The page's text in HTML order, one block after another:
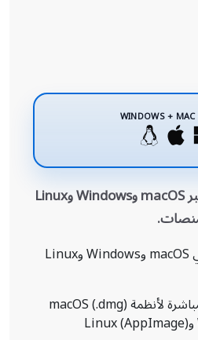
WINDOWS +
انقل الملفات بسلاسة عبر macOS وWindows وLinux
حساب مباشر واحد يغطي macOS وWindows وLinux
يشمل النسخ المكتبية المباشرة لأنظمة macOS (.dmg)